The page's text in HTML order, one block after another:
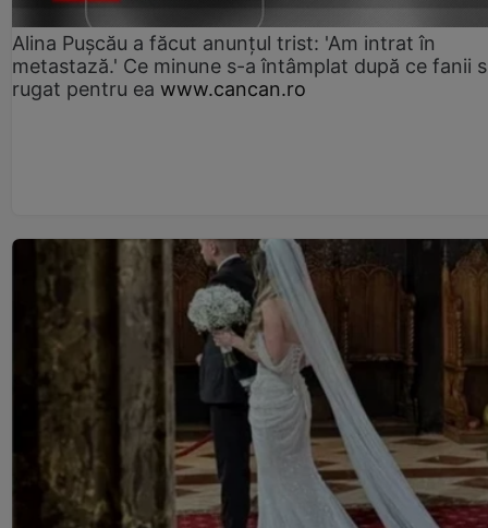
Alina Pușcău a făcut anunțul trist: 'Am intrat în
metastază.' Ce minune s-a întâmplat după ce fanii
rugat pentru ea www.cancan.ro